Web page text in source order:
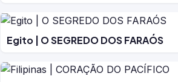
Egito | O SEGREDO DOS FARAÓS